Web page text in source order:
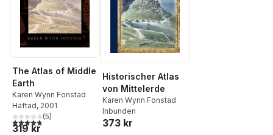
The Atlas of Middle
Earth
Karen Wynn Fonstad
Häftad, 2001
4,8utav 5 stjärnor. Totalt antal röster:
(5)
319 kr
Historischer Atlas
von Mittelerde
Karen Wynn Fonstad
Inbunden
373 kr